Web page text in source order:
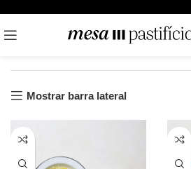
Pestos e
Mostrando todos os 9 resultados
Mostrar barra lateral